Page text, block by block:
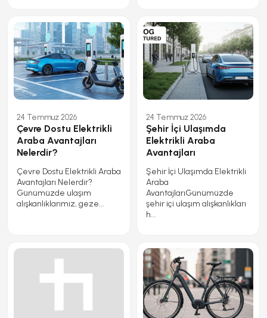
24 Temmuz 2026
Çevre Dostu Elektrikli
Araba Avantajları
Nelerdir?
Çevre Dostu Elektrikli Araba
Avantajları Nelerdir?
Günümüzde ulaşım
alışkanlıklarımız, geze...
24 Temmuz 2026
Şehir İçi Ulaşımda
Elektrikli Araba
Avantajları
Şehir İçi Ulaşımda Elektrikli
Araba
AvantajlarıGünümüzde
şehir içi ulaşım alışkanlıkları
h...